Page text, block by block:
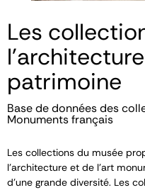
Les
patrimoine
Base de données des
Monuments français
Les collections du musée
l’architecture et de l’art
d’une grande diversité. Les